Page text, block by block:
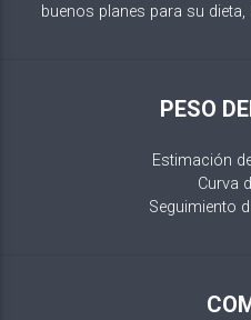
buenos planes para su
PESO
Estimación
Curva
Seguimiento